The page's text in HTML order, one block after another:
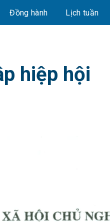
Đồng hành Lịch tuần
hiệp hội